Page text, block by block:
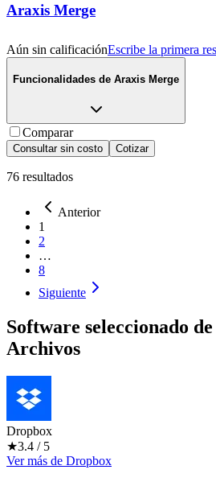
Araxis Merge
Aún sin calificaciónEscribe la primera
Funcionalidades de Araxis Merge
Comparar
Consultar sin costo Cotizar
76 resultados
Anterior
1
2
…
8
Siguiente
Software seleccionado de
Archivos
Dropbox
★3.4 / 5
Ver más de Dropbox